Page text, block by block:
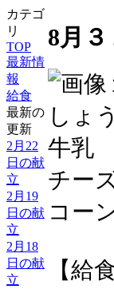
カテゴ
リ
TOP
最新情
報
給食
最新の
更新
2月22
日の献
立
2月19
日の献
立
2月18
日の献
立
8月
しょ
牛乳
チー
コー
【給